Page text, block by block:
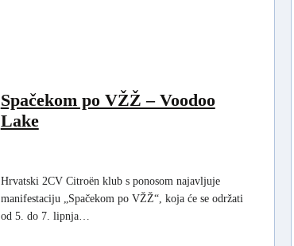
Spačekom po VŽŽ – Voodoo
Lake
Hrvatski 2CV Citroën klub s ponosom najavljuje
manifestaciju „Spačekom po VŽŽ“, koja će se održati
od 5. do 7. lipnja…